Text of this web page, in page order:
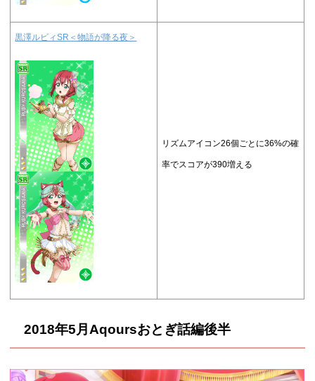
黒澤ルビィSR＜物語が降る夜＞
リズムアイコン26個ごとに36%の確
率でスコアが390増える
2018年5月Aqoursおとぎ話編後半